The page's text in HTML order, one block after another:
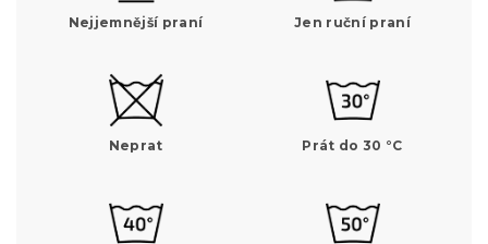
Nejjemnější praní Jen ruční praní
Neprat Prát do 30 °C